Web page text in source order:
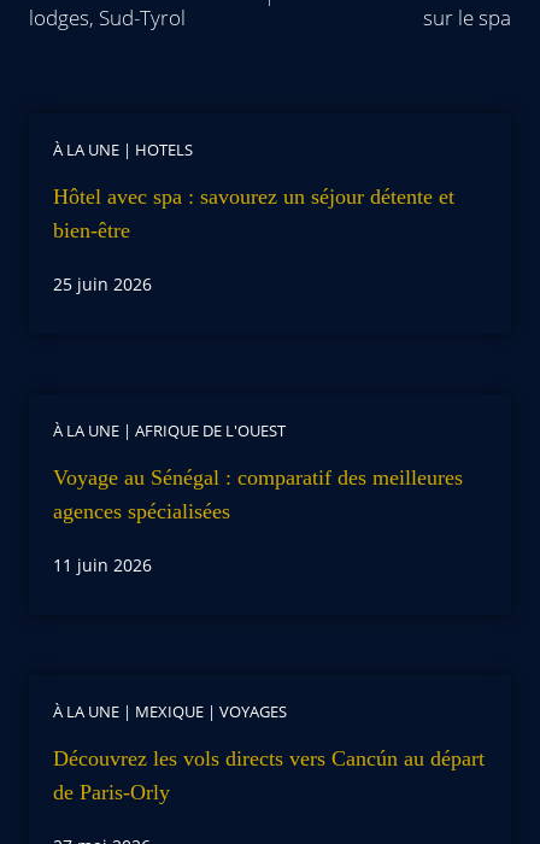
lodges, Sud-Tyrol
sur le spa
À LA UNE | HOTELS
Hôtel avec spa : savourez un séjour détente et
bien-être
25 juin 2026
À LA UNE | AFRIQUE DE L'OUEST
Voyage au Sénégal : comparatif des meilleures
agences spécialisées
11 juin 2026
À LA UNE | MEXIQUE | VOYAGES
Découvrez les vols directs vers Cancún au départ
de Paris-Orly